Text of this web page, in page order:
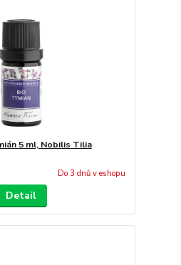
5 ml, Nobilis Tilia
Do 3 dnů v eshopu
Detail